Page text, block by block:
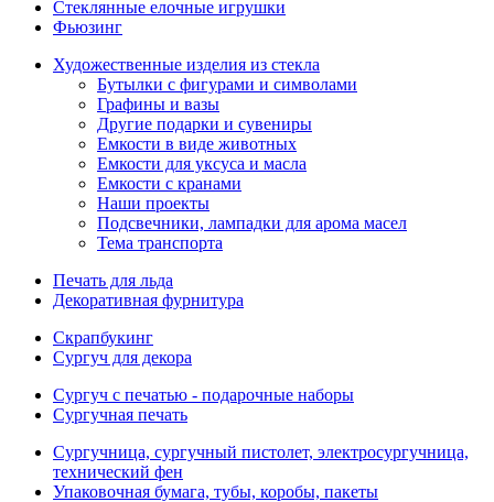
Стеклянные елочные игрушки
Фьюзинг
Художественные изделия из стекла
Бутылки с фигурами и символами
Графины и вазы
Другие подарки и сувениры
Емкости в виде животных
Емкости для уксуса и масла
Емкости с кранами
Наши проекты
Подсвечники, лампадки для арома масел
Тема транспорта
Печать для льда
Декоративная фурнитура
Скрапбукинг
Сургуч для декора
Сургуч с печатью - подарочные наборы
Сургучная печать
Сургучница, сургучный пистолет, электросургучница,
технический фен
Упаковочная бумага, тубы, коробы, пакеты